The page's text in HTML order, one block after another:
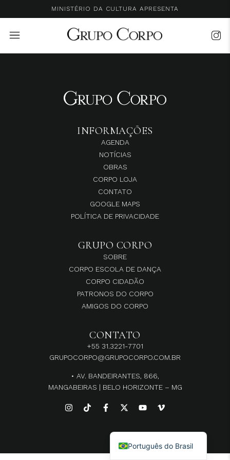
MINISTÉRIO DA CULTURA APRESENTA
INFORMAÇÕES
AGENDA
NOTÍCIAS
OBRAS
CORPO LOJA
CONTATO
GOOGLE MAPS
POLÍTICA DE PRIVACIDADE
GRUPO CORPO
SOBRE
CORPO ESCOLA DE DANÇA
CORPO CIDADÃO
PATRONOS DO CORPO
AMIGOS DO CORPO
CONTATO
+55 31.3221-7701
GRUPOCORPO@GRUPOCORPO.COM.BR
• AV. BANDEIRANTES, 866,
MANGABEIRAS | BELO HORIZONTE – MG
Português do Brasil